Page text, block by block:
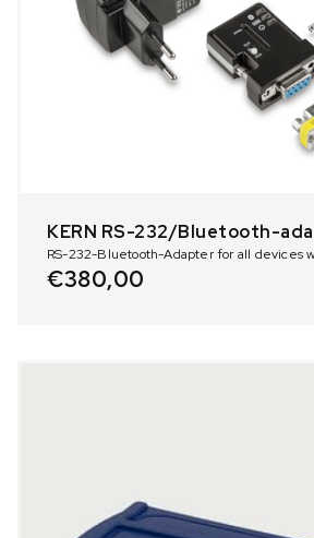
KERN RS-232/Bluetooth-
RS-232-Bluetooth-Adapter for all devices
€380,00